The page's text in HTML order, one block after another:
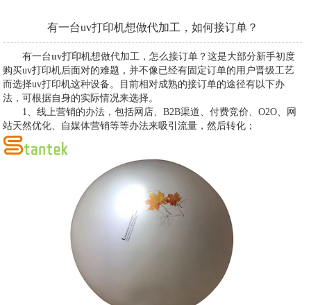
有一台uv打印机想做代加工，如何接订单？
有一台uv打印机想做代加工，怎么接订单？这是大部分新手初度
购买uv打印机后面对的难题，并不像已经有固定订单的用户晋级工艺
而选择uv打印机这种设备。目前相对成熟的接订单的途径有以下办
法，可根据自身的实际情况来选择。
1、线上营销的办法，包括网店、B2B渠道、付费竞价、O2O、网
站天然优化、自媒体营销等等办法来吸引流量，然后转化；